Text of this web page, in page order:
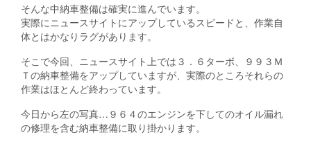
そんな中納車整備は確実に進んでいます。
実際にニュースサイトにアップしているスピードと、作業自
体とはかなりラグがあります。
そこで今回、ニュースサイト上では３．６ターボ、９９３Ｍ
Ｔの納車整備をアップしていますが、実際のところそれらの
作業はほとんど終わっています。
今日から左の写真…９６４のエンジンを下してのオイル漏れ
の修理を含む納車整備に取り掛かります。